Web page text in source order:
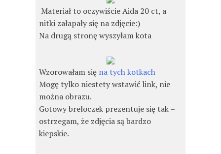
Materiał to oczywiście Aida 20 ct, a
nitki załapały się na zdjęcie:)
Na drugą stronę wyszyłam kota
Wzorowałam się na tych kotkach
Mogę tylko niestety wstawić link, nie
można obrazu.
Gotowy breloczek prezentuje się tak –
ostrzegam, że zdjęcia są bardzo
kiepskie.